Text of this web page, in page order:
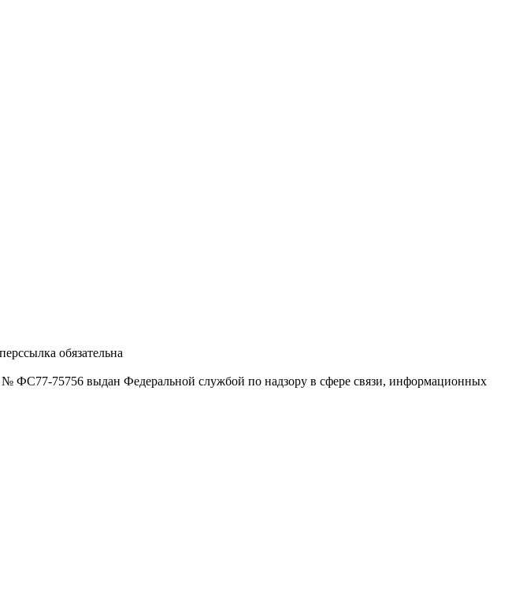
обязательна
ФС77-75756 выдан Федеральной службой по надзору в сфере связи, информационных